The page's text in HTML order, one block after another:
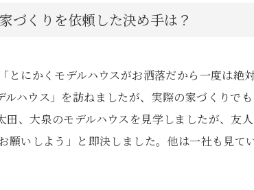
づくりを依頼した決め手は？
とにかくモデルハウスがお洒落だから一度は絶
ハウス」を訪ねましたが、実際の家づくりで
、大泉のモデルハウスを見学しましたが、友
願いしよう」と即決しました。他は一社も見て